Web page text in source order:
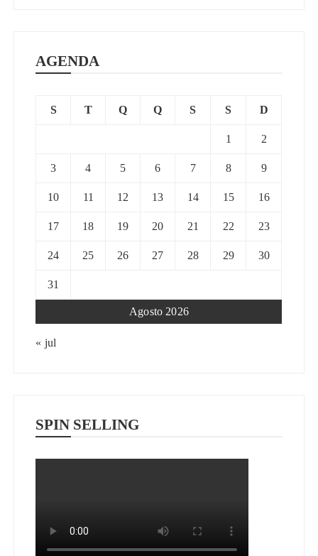
AGENDA
Agosto 2026
S T Q Q S S D
1 2
3 4 5 6 7 8 9
10 11 12 13 14 15 16
17 18 19 20 21 22 23
24 25 26 27 28 29 30
31
« jul
SPIN SELLING